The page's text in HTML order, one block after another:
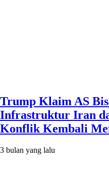
Trump Klaim AS
Infrastruktur Iran
Konflik Kembali
3 bulan yang lalu